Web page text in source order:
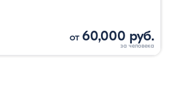
от 60,000 руб.